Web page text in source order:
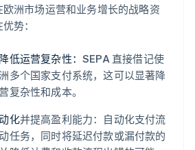
洲市场运营和业务增长的战略资
势：
低运营复杂性： SEPA 直接借记使
多个国家支付系统，这可以显著降
复杂性和成本。
化并提高盈利能力：自动化支付流
任务，同时将延迟付款或漏付款的